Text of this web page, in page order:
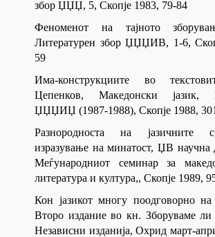
збор ЏЏЏ, 5, Скопје 1983, 79-84
Феноменот на тајното
Литературен збор ЏЏЏИВ, 1-6,
59
Има-конструкциите во
Цепенков, Македонски
ЏЏЏИЏ (1987-1988), Скопје 1988,
Разнородноста на јазичните
изразување на минатост, ЏВ научна
Меѓународниот семинар за
литература и култура,, Скопје 1989,
Кон јазикот многу поодговорно
Второ издание во кн. Зборуваме ли
Независни изданија, Охрид март-